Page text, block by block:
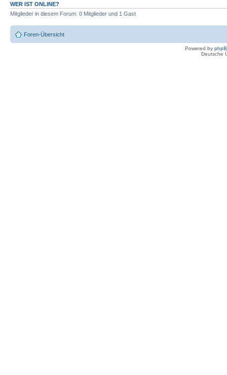
WER IST ONLINE?
Mitglieder in diesem Forum: 0 Mitglieder und 1 Gast
Foren-Übersicht
Powered by
Deutsche